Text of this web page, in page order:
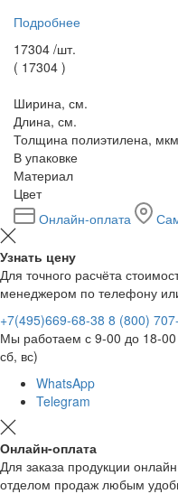
Подробнее
17304 /шт.
( 17304 )
Ширина, см.
Длина, см.
Толщина полиэтилена, мкм
В упаковке
Материал
Цвет
Онлайн-оплата
Узнать цену
Для точного расчёта
менеджером по телефону
+7(495)669-68-38 8 (800)
Мы работаем с 9-00 до 18-
сб, вс)
WhatsApp
Telegram
Онлайн-оплата
Для заказа продукции
отделом продаж любым